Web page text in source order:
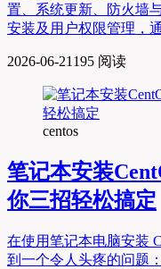
置、系统更新、防火墙
安装及用户权限管理，
2026-06-21 195 阅读
centos
笔记本安装
你三招轻松搞定
在使用笔记本电脑安装
到一个令人头疼的问题